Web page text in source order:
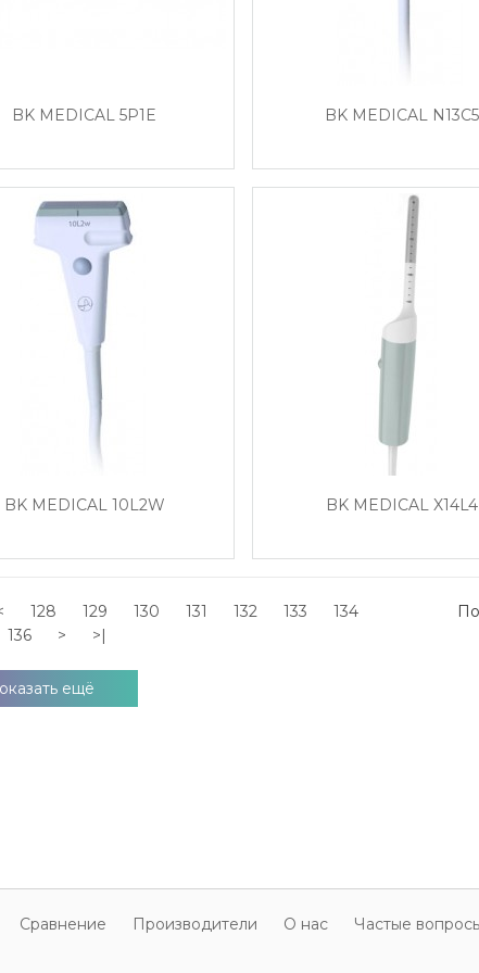
BK MEDICAL 5P1E BK MEDICAL N13C5
BK MEDICAL 10L2W BK MEDICAL X14L4
128 129 130 131 132 133
134
136 > >|
ещё
Cравнение Производители О нас Частые